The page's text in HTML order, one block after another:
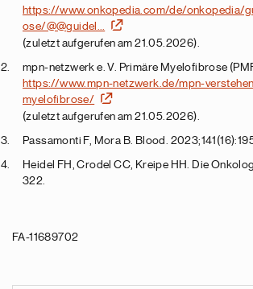
https://www.onkopedia.com/de/onkopedia/
ose/@@guidel…
(zuletzt aufgerufen am 21.05.2026).
mpn-netzwerk e. V. Primäre Myelofibrose
https://www.mpn-netzwerk.de/mpn-
myelofibrose/
(zuletzt aufgerufen am 21.05.2026).
Passamonti F, Mora B. Blood.
Heidel FH, Crodel CC, Kreipe HH. Die
322.
FA-11689702